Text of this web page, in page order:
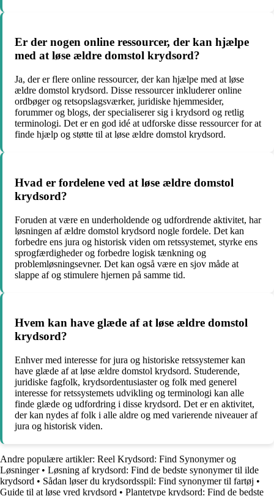
Er der nogen online ressourcer, der kan hjælpe
med at løse ældre domstol krydsord?
Ja, der er flere online ressourcer, der kan hjælpe med at løse
ældre domstol krydsord. Disse ressourcer inkluderer online
ordbøger og retsopslagsværker, juridiske hjemmesider,
forummer og blogs, der specialiserer sig i krydsord og retlig
terminologi. Det er en god idé at udforske disse ressourcer for at
finde hjælp og støtte til at løse ældre domstol krydsord.
Hvad er fordelene ved at løse ældre domstol
krydsord?
Foruden at være en underholdende og udfordrende aktivitet, har
løsningen af ældre domstol krydsord nogle fordele. Det kan
forbedre ens jura og historisk viden om retssystemet, styrke ens
sprogfærdigheder og forbedre logisk tænkning og
problemløsningsevner. Det kan også være en sjov måde at
slappe af og stimulere hjernen på samme tid.
Hvem kan have glæde af at løse ældre domstol
krydsord?
Enhver med interesse for jura og historiske retssystemer kan
have glæde af at løse ældre domstol krydsord. Studerende,
juridiske fagfolk, krydsordentusiaster og folk med generel
interesse for retssystemets udvikling og terminologi kan alle
finde glæde og udfordring i disse krydsord. Det er en aktivitet,
der kan nydes af folk i alle aldre og med varierende niveauer af
jura og historisk viden.
Andre populære artikler: Reel Krydsord: Find Synonymer og
Løsninger• Løsning af krydsord: Find de bedste synonymer til ilde
krydsord • Sådan løser du krydsordsspil: Find synonymer til fartøj •
Guide til at løse vred krydsord • Plantetype krydsord: Find de bedste